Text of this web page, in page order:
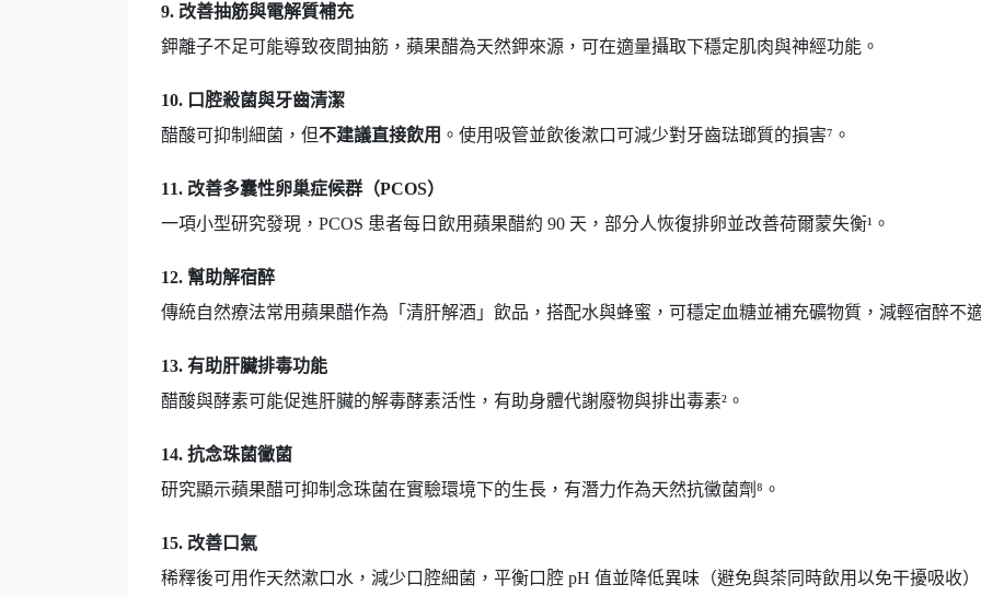
9. 改善抽筋與電解質補充
鉀離子不足可能導致夜間抽筋，蘋果醋為天然鉀來源，可在適量攝取下穩定肌肉與神經功能。
10. 口腔殺菌與牙齒清潔
醋酸可抑制細菌，但不建議直接飲用 。使用吸管並飲後漱口可減少對牙齒琺瑯質的損害⁷。
11. 改善多囊性卵巢症候群（PCOS）
一項小型研究發現，PCOS 患者每日飲用蘋果醋約 90 天，部分人恢復排卵並改善荷爾蒙失衡¹。
12. 幫助解宿醉
傳統自然療法常用蘋果醋作為「清肝解酒」飲品，搭配水與蜂蜜，可穩定血糖並補充礦物質，減輕宿醉不
13. 有助肝臟排毒功能
醋酸與酵素可能促進肝臟的解毒酵素活性，有助身體代謝廢物與排出毒素²。
14. 抗念珠菌黴菌
研究顯示蘋果醋可抑制念珠菌在實驗環境下的生長，有潛力作為天然抗黴菌劑⁸。
15. 改善口氣
稀釋後可用作天然漱口水，減少口腔細菌，平衡口腔 pH 值並降低異味（避免與茶同時飲用以免干擾吸收